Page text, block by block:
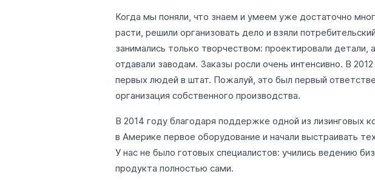
Когда мы поняли, что знаем и умеем уже достаточно
расти, решили организовать дело и взяли
занимались только творчеством: проектировали детали,
отдавали заводам. Заказы росли очень интенсивно. В
первых людей в штат. Пожалуй, это был первый
организация собственного производства.
В 2014 году благодаря поддержке одной из лизинговых
в Америке первое оборудование и начали выстраивать
У нас не было готовых специалистов: учились ведению
продукта полностью сами.